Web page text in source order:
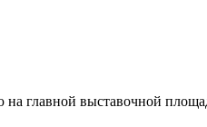
главной выставочной